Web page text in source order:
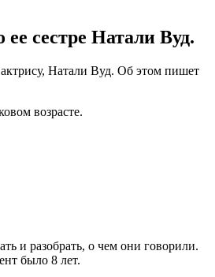
сестре Натали Вуд.
актрису, Натали Вуд. Об этом пишет
возрасте.
и разобрать, о чем они говорили.
было 8 лет.